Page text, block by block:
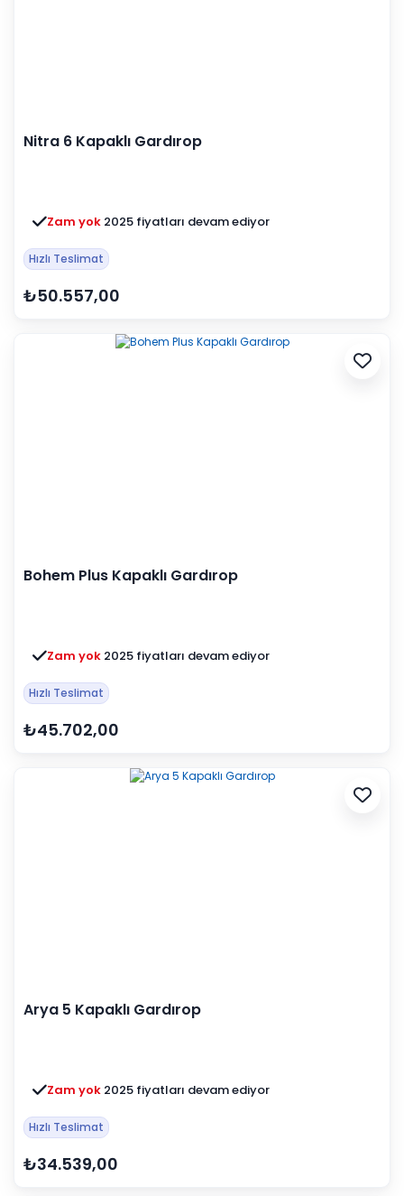
Nitra 6 Kapaklı Gardırop
Zam yok 2025 fiyatları devam ediyor
Hızlı Teslimat
₺50.557,00
Bohem Plus Kapaklı Gardırop
Zam yok 2025 fiyatları devam ediyor
Hızlı Teslimat
₺45.702,00
Arya 5 Kapaklı Gardırop
Zam yok 2025 fiyatları devam ediyor
Hızlı Teslimat
₺34.539,00